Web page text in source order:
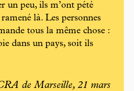
un peu, ils m’ont pété
là. Les personnes
tous la même chose :
dans un pays, soit ils
de Marseille, 21 mars